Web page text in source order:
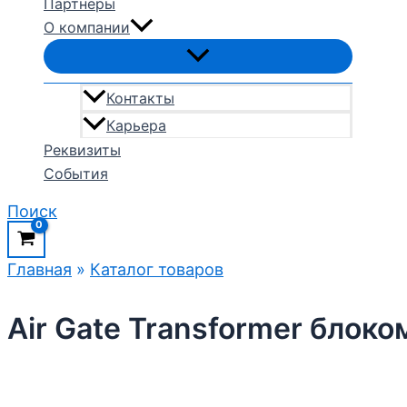
Партнеры
О компании
Контакты
Карьера
Реквизиты
События
Поиск
Главная » Каталог товаров
Air Gate Transformer